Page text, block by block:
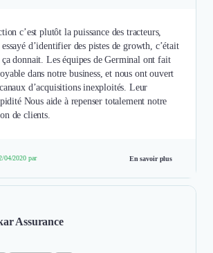
c’est plutôt la puissance des tracteurs,
d’identifier des pistes de growth, c’était
donnait. Les équipes de Germinal ont fait
dans notre business, et nous ont ouvert
d’acquisitions inexploités. Leur
Nous aide à repenser totalement notre
de clients.
04/2020 par En savoir plus
Assurance